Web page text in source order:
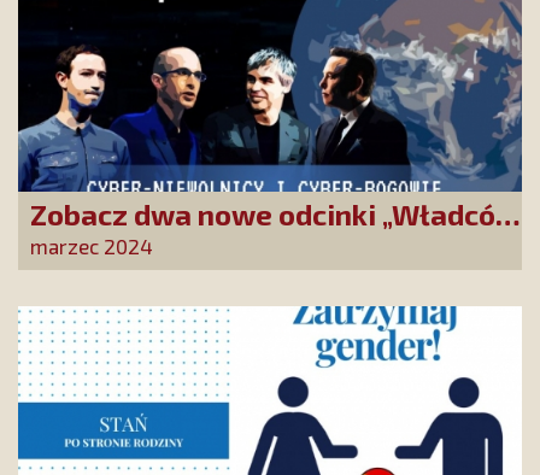
Zobacz dwa nowe odcinki „Władców
świata”. Poznaj sieć powiązań
miliarderów i polityków
marzec 2024